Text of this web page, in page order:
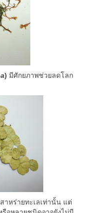
) มีศักยภาพช่วยลดโลก
าหร่ายทะเลเท่านั้น แต่